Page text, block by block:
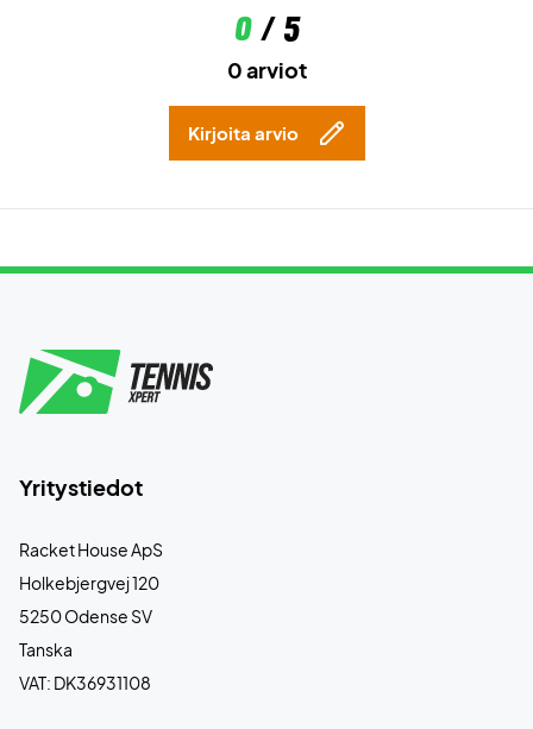
0/ 5
0 arviot
Kirjoita arvio
Yritystiedot
Racket House ApS
Holkebjergvej 120
5250 Odense SV
Tanska
VAT: DK36931108